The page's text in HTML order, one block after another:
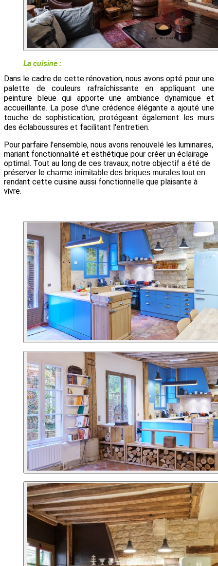
La cuisine :
Dans le cadre de cette rénovation, nous avons opté pour une
palette de couleurs rafraîchissante en appliquant une
peinture bleue qui apporte une ambiance dynamique et
accueillante. La pose d'une crédence élégante a ajouté une
touche de sophistication, protégeant également les murs
des éclaboussures et facilitant l'entretien.
Pour parfaire l'ensemble, nous avons renouvelé les luminaires,
mariant fonctionnalité et esthétique pour créer un éclairage
optimal. Tout au long de ces travaux, notre objectif a été de
préserver le charme inimitable des briques murales tout en
rendant cette cuisine aussi fonctionnelle que plaisante à
vivre.